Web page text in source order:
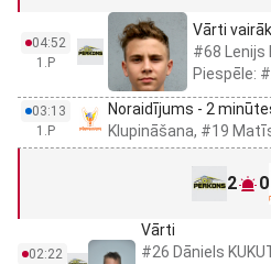
04:52
1.P
Vārti
#68 Lenijs
Piespēle:
03:13
1.P
Noraidījums - 2
Klupināšana, #19
2 0
02:22
Vārti
#26 Dāniels